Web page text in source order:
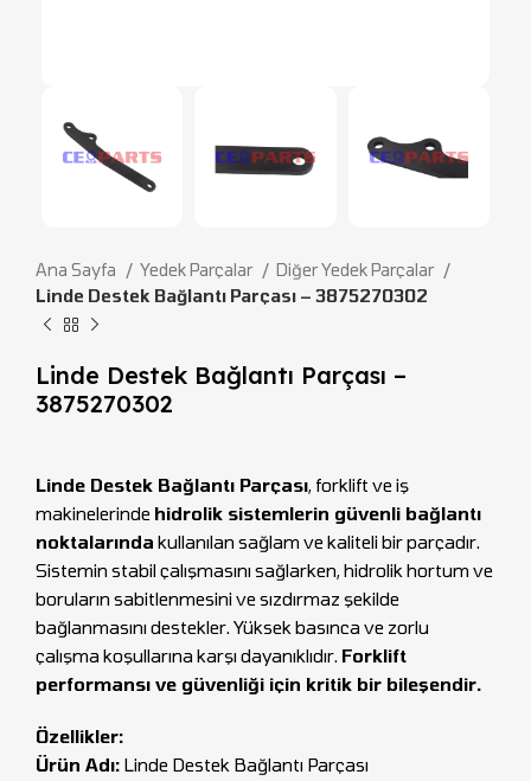
Ana Sayfa Yedek Parçalar
Diğer Yedek Parçalar
Linde Destek Bağlantı Parçası – 3875270302
Linde Destek Bağlantı Parçası –
3875270302
Linde Destek Bağlantı Parçası, forklift ve iş
makinelerinde hidrolik sistemlerin güvenli bağlantı
noktalarında kullanılan sağlam ve kaliteli bir parçadır.
Sistemin stabil çalışmasını sağlarken, hidrolik hortum ve
boruların sabitlenmesini ve sızdırmaz şekilde
bağlanmasını destekler. Yüksek basınca ve zorlu
çalışma koşullarına karşı dayanıklıdır. Forklift
performansı ve güvenliği için kritik bir bileşendir.
Özellikler:
Ürün Adı: Linde Destek Bağlantı Parçası